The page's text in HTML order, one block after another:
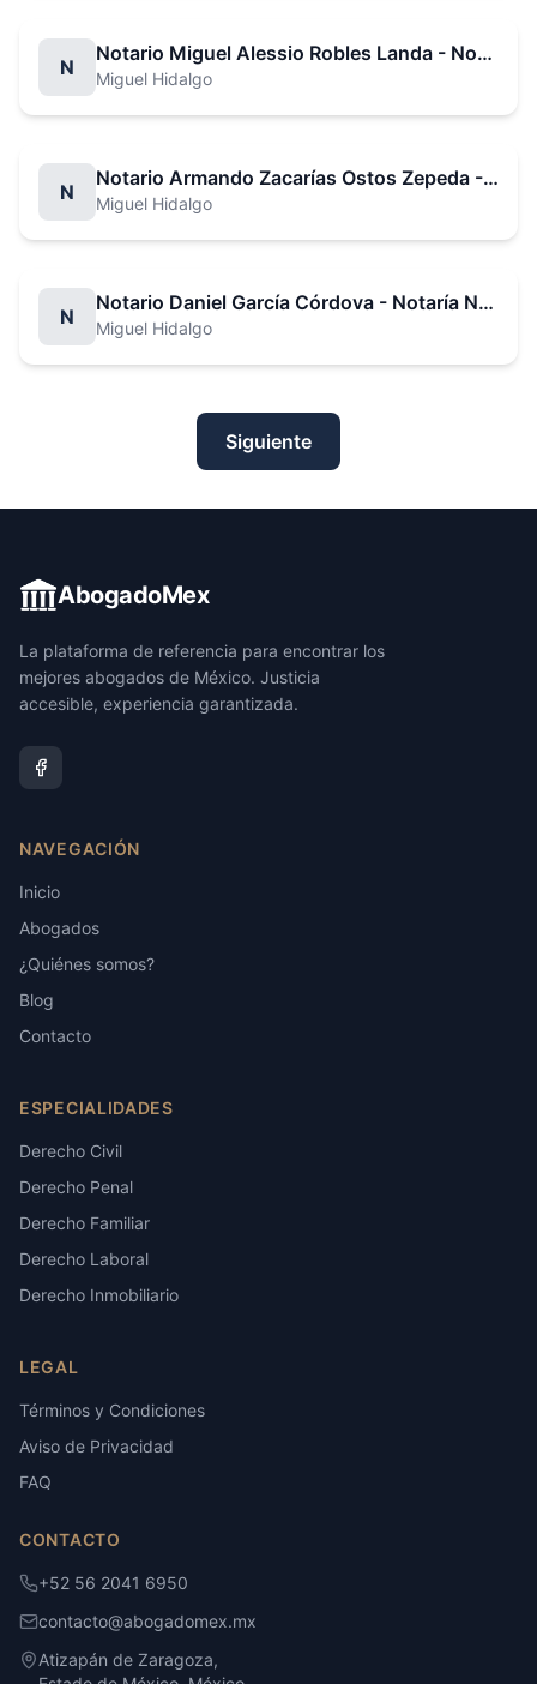
N
Notario Miguel Alessio Robles Landa - Notaría No. 19
Miguel Hidalgo
N
Notario Armando Zacarías Ostos Zepeda - Notaría No. 20
Miguel Hidalgo
N
Notario Daniel García Córdova - Notaría No. 22
Miguel Hidalgo
Siguiente
AbogadoMex
La plataforma de referencia para encontrar los
mejores abogados de México. Justicia
accesible, experiencia garantizada.
NAVEGACIÓN
Inicio
Abogados
¿Quiénes somos?
Blog
Contacto
ESPECIALIDADES
Derecho Civil
Derecho Penal
Derecho Familiar
Derecho Laboral
Derecho Inmobiliario
LEGAL
Términos y Condiciones
Aviso de Privacidad
FAQ
CONTACTO
+52 56 2041 6950
contacto@abogadomex.mx
Atizapán de Zaragoza,